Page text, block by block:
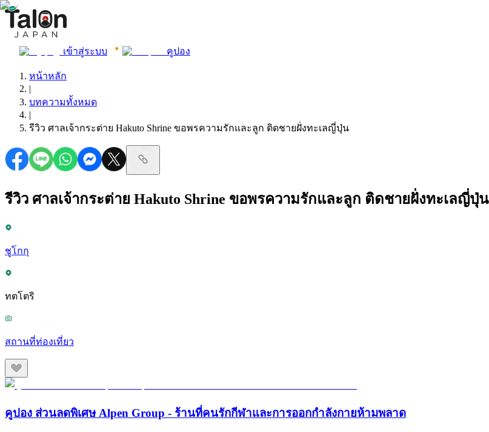
เข้าสู่ระบบ คูปอง
หน้าหลัก
|
บทความทั้งหมด
|
รีวิว ศาลเจ้ากระต่าย Hakuto Shrine ขอพรความรักและลูก ติดชายฝั่งทะเลญี่ปุ่น
รีวิว ศาลเจ้ากระต่าย Hakuto Shrine ขอพรความรักและลูก ติดชายฝั่งทะเลญี่ปุ่น
ชูโกกุ
ทตโตริ
สถานที่ท่องเที่ยว
คูปอง ส่วนลดพิเศษ Alpen Group - ร้านที่คนรักกีฬาและการออกกำลังกายห้ามพลาด